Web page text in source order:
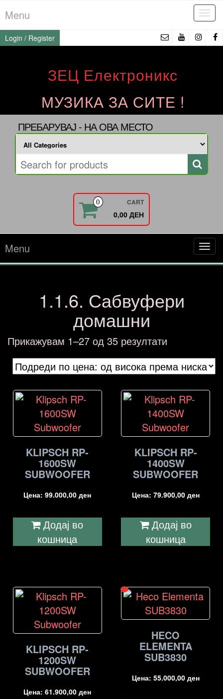
to
the
content
Menu
Login / Register
ЗЕЦ Електроникс
МУЗИКА ЗА СИТЕ !
ПРЕБАРУВАЈ - НА ОВА МЕСТО
0 CART
0,00 ДЕН
Menu
1.1.6. Сабвуфери
домашни
Прикажувам 1–27 од 35 резултати
by
price:
to
low
KLIPSCH RP-
1600SW
SUBWOOFER
Цена:99.000,00ден
Додај во
кошница
KLIPSCH RP-
1400SW
SUBWOOFER
Цена: 79.900,00 ден
Додај во
кошница
KLIPSCH RP-
1200SW
SUBWOOFER
Цена:61.900,00ден
HECO
ELEMENTA
SUB3830
Цена: 55.000,00 ден